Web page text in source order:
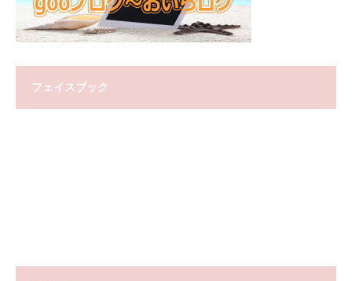
フェイスブック